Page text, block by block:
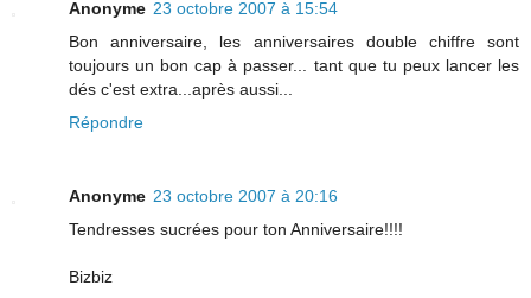
Anonyme 23 octobre 2007 à 15:54
Bon anniversaire, les anniversaires double chiffre sont
toujours un bon cap à passer... tant que tu peux lancer les
dés c'est extra...après aussi...
Répondre
Anonyme 23 octobre 2007 à 20:16
Tendresses sucrées pour ton Anniversaire!!!!
Bizbiz